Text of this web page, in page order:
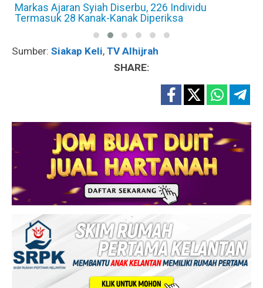
Markas Ajaran Syiah Diserbu, 226 Individu
Termasuk 28 Kanak-Kanak Diperiksa
Sumber: Siakap Keli, TV Alhijrah
SHARE: